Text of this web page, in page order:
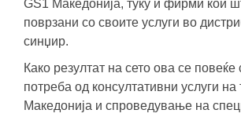
GS1 Македонија, туку и фирми кои
поврзани со своите услуги во
синџир.
Како резултат на сето ова се повеќе
потреба од консултативни услуги
Mакедонија и спроведување на